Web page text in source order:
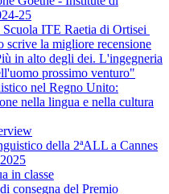
25
ITE Raetia di Ortisei
scrive la migliore recensione
in alto degli dei. L'ingegneria
prossimo venturo"
nel Regno Unito:
nella lingua e nella cultura
della 2ªALL a Cannes
in classe
consegna del Premio